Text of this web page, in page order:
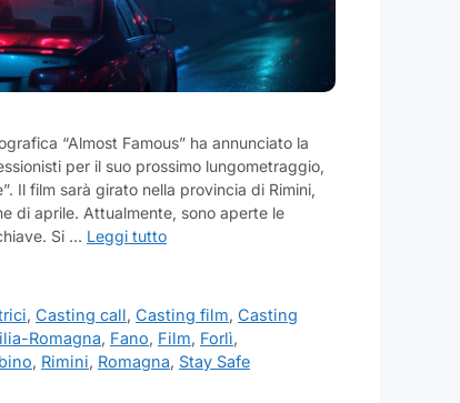
“Almost Famous” ha annunciato la
per il suo prossimo lungometraggio,
Il film sarà girato nella provincia di Rimini,
di aprile. Attualmente, sono aperte le
Si … Leggi tutto
,Casting call,Casting film,Casting
Romagna, Fano, Film, Forlì,
, Rimini, Romagna, Stay Safe